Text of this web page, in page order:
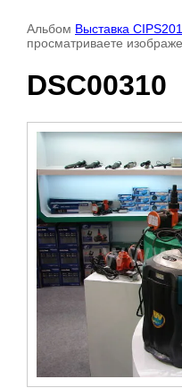
Альбом Выставка
просматриваете
DSC00310